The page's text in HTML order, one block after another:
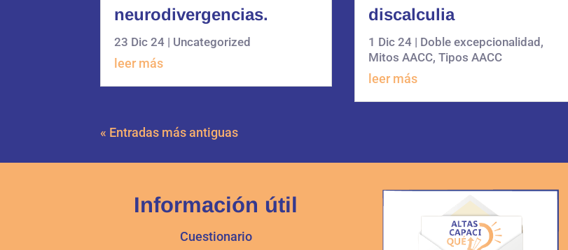
neurodivergencias.
23 Dic 24| Uncategorized
leer más
discalculia
1 Dic 24 | Doble excepcionalidad ,
Mitos AACC,Tipos AACC
leer más
« Entradas más antiguas
Información útil
Cuestionario